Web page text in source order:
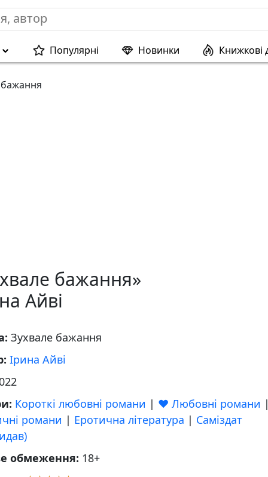
Популярні Новинки Книжкові
бажання»
Айві
Зухвале бажання
Ірина Айві
Короткі любовні романи | ❤️ Любовні романи
романи | Еротична література | Саміздат
обмеження: 18+